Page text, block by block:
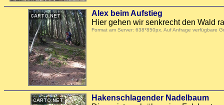
Alex beim Aufstieg
Hier gehen wir senkrecht den Wald
Format am Server: 638*850px. Auf Anfrage verfügbare
Hakenschlagender Nadelbaum